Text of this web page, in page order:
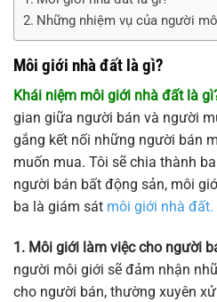
Những nhiệm vụ của người
Môi giới nhà đất là gì?
Khái niệm môi giới nhà đất là
gian giữa người bán và người
gắng kết nối những người bán
muốn mua. Tôi sẽ chia thành
người bán bất động sản, môi
ba là giám sát môi giới nhà đất.
1. Môi giới làm việc cho người
người môi giới sẽ đảm nhận
cho người bán, thường xuyên